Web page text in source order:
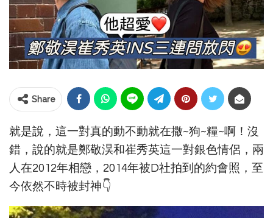
Share
就是說，這一對真的動不動就在撒~狗~糧~啊！沒
錯，說的就是鄭敬淏和崔秀英這一對銀色情侶，兩
人在2012年相戀，2014年被D社拍到的約會照，至
今依然不時被封神👇